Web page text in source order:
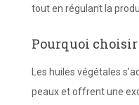
tout en régulant la
Pourquoi
Les huiles végétales
peaux et offrent une